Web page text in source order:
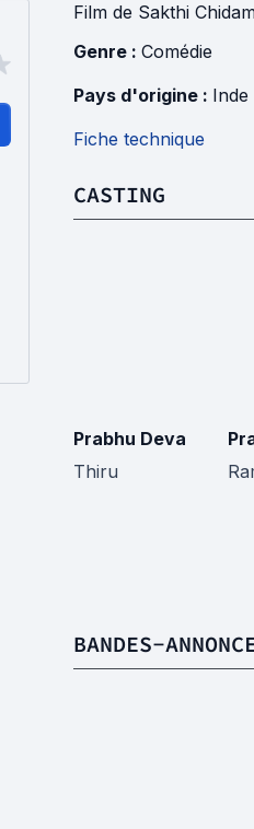
Film de Sakthi
Genre : Comédie
Pays d'origine : Inde
Fiche technique
CASTING
Prabhu Deva
Thiru
BANDES-